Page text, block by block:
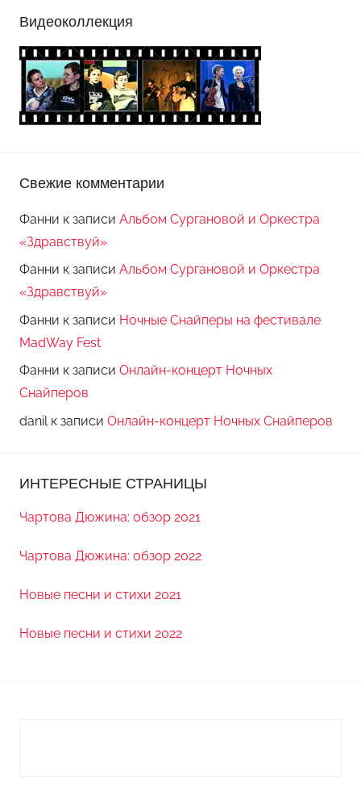
Видеоколлекция
Свежие комментарии
Фанни к записи Альбом Сургановой и Оркестра
«Здравствуй»
Фанни к записи Альбом Сургановой и Оркестра
«Здравствуй»
Фанни к записи Ночные Снайперы на фестивале
MadWay Fest
Фанни к записи Онлайн-концерт Ночных
Снайперов
danil к записи Онлайн-концерт Ночных Снайперов
ИНТЕРЕСНЫЕ СТРАНИЦЫ
Чартова Дюжина: обзор 2021
Чартова Дюжина: обзор 2022
Новые песни и стихи 2021
Новые песни и стихи 2022